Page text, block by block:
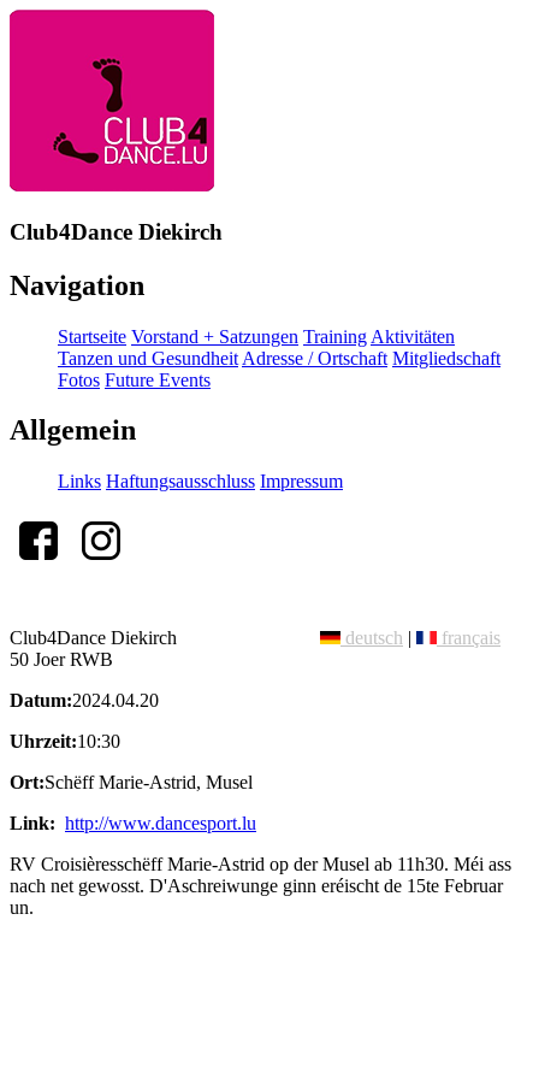
Club4Dance Diekirch
Navigation
Startseite Vorstand + Satzungen Training Aktivitäten
Tanzen und Gesundheit Adresse / Ortschaft Mitgliedschaft
Fotos Future Events
Allgemein
Links Haftungsausschluss Impressum
Club4Dance Diekirch deutsch |
français
50 Joer RWB
Datum:2024.04.20
Uhrzeit:10:30
Ort:Schëff Marie-Astrid, Musel
Link: http://www.dancesport.lu
RV Croisièresschëff Marie-Astrid op der Musel ab 11h30. Méi ass
nach net gewosst. D'Aschreiwunge ginn eréischt de 15te Februar
un.